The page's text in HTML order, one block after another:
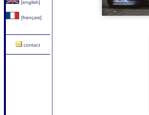
[english]
[français]
contact